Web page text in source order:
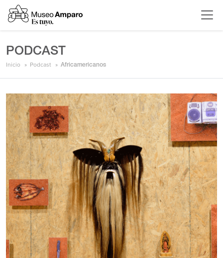
PODCAST
Inicio Podcast Africamericanos